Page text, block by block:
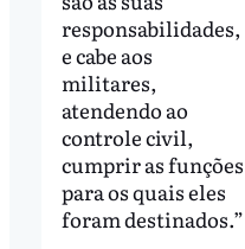
responsabilidades,
e cabe aos
militares,
atendendo ao
controle civil,
cumprir as funções
para os quais eles
foram destinados.”